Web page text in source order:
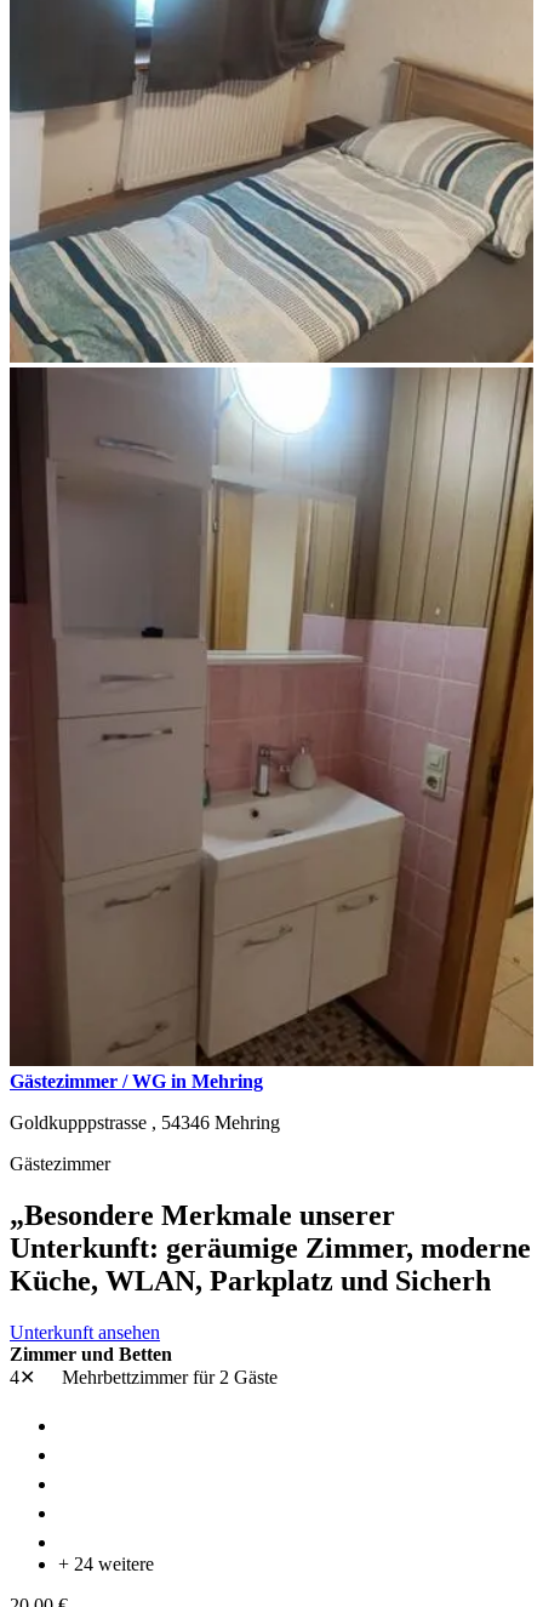
Gästezimmer / WG in Mehring
Goldkupppstrasse , 54346 Mehring
Gästezimmer
„Besondere Merkmale unserer
Unterkunft: geräumige Zimmer, moderne
Küche, WLAN, Parkplatz und Sicherh
Unterkunft ansehen
Zimmer und Betten
4✕
Mehrbettzimmerfür 2 Gäste
+ 24 weitere